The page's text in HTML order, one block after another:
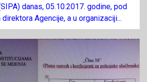
danas, 05.10.2017. godine, pod
Agencije, a u organizaciji...